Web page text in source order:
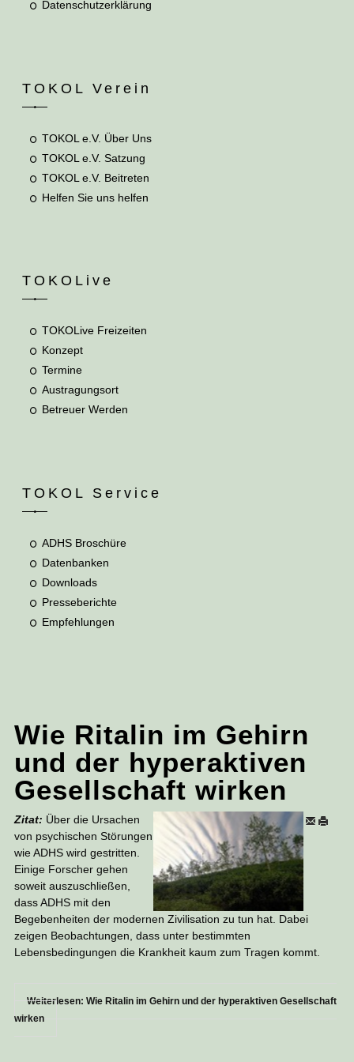
Datenschutzerklärung
TOKOL Verein
TOKOL e.V. Über Uns
TOKOL e.V. Satzung
TOKOL e.V. Beitreten
Helfen Sie uns helfen
TOKOLive
TOKOLive Freizeiten
Konzept
Termine
Austragungsort
Betreuer Werden
TOKOL Service
ADHS Broschüre
Datenbanken
Downloads
Presseberichte
Empfehlungen
Wie Ritalin im Gehirn
und der hyperaktiven
Gesellschaft wirken
Zitat: Über die Ursachen
von psychischen Störungen
wie ADHS wird gestritten.
Einige Forscher gehen
soweit auszuschließen,
dass ADHS mit den
Begebenheiten der modernen Zivilisation zu tun hat. Dabei
zeigen Beobachtungen, dass unter bestimmten
Lebensbedingungen die Krankheit kaum zum Tragen kommt.
Weiterlesen: Wie Ritalin im Gehirn und der hyperaktiven Gesellschaft
wirken